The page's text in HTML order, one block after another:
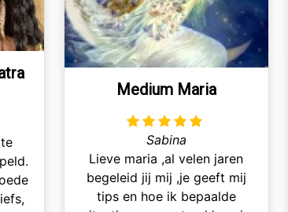
Medium Maria
Sabina
Lieve maria ,al velen jaren
begeleid jij mij ,je geeft mij
tips en hoe ik bepaalde